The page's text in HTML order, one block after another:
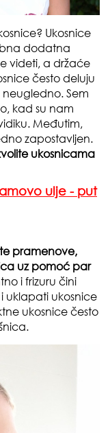
Ukosnice
dodatna
videti, a držaće
često deluju
Sem
kad su nam
Međutim,
zapostavljen.
ukosnicama
ulje - put
pramenove,
uz pomoć par
i frizuru čini
uklapati ukosnice
ukosnice često